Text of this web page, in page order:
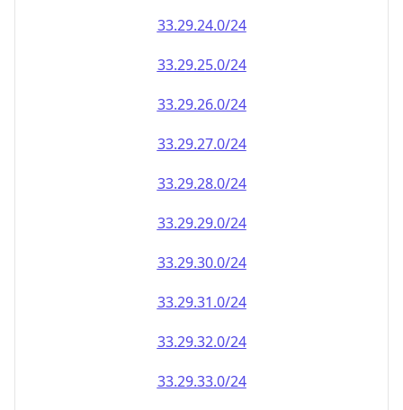
33.29.24.0/24
33.29.25.0/24
33.29.26.0/24
33.29.27.0/24
33.29.28.0/24
33.29.29.0/24
33.29.30.0/24
33.29.31.0/24
33.29.32.0/24
33.29.33.0/24